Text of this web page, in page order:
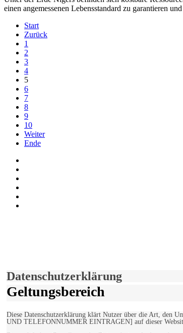
einen angemessenen Lebensstandard zu garantieren
Start
Zurück
1
2
3
4
5
6
7
8
9
10
Weiter
Ende
Datenschutzerklärung
Geltungsbereich
Diese Datenschutzerklärung klärt Nutzer über die Art, den
UND TELEFONNUMMER EINTRAGEN] auf dieser